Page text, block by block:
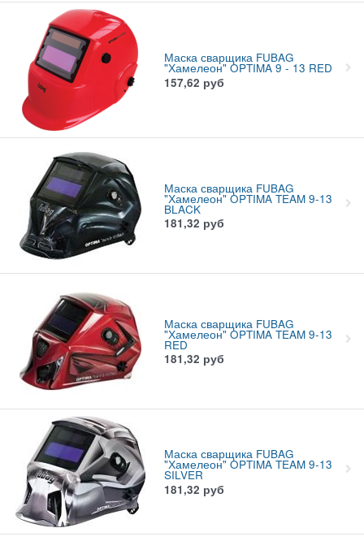
Маска сварщика FUBAG
"Хамелеон" OPTIMA 9 - 13 RED
157,62 руб
Маска сварщика FUBAG
"Хамелеон" OPTIMA TEAM 9-13
BLACK
181,32 руб
Маска сварщика FUBAG
"Хамелеон" OPTIMA TEAM 9-13
RED
181,32 руб
Маска сварщика FUBAG
"Хамелеон" OPTIMA TEAM 9-13
SILVER
181,32 руб